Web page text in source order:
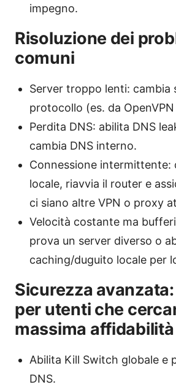
impegno.
Risoluzione dei
comuni
Server troppo lenti: cambia
protocollo (es. da
Perdita DNS: abilita DNS
cambia DNS interno.
Connessione intermittente:
locale, riavvia il router e
ci siano altre VPN o proxy
Velocità costante ma
prova un server diverso o
caching/duguito locale per
Sicurezza
per utenti che
massima affidabilità
Abilita Kill Switch globale e
DNS.